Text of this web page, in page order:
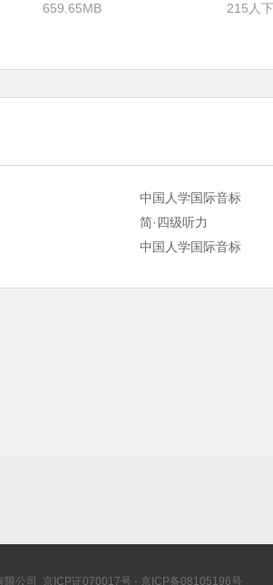
659.65MB 215人
中国人学国际音标
简·四级听力
中国人学国际音标
公司 京ICP证070017号 - 京ICP备08105196号